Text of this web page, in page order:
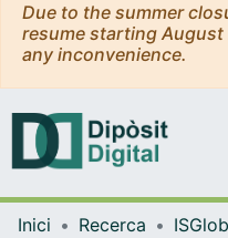
Due to the summer
resume starting
any inconvenience.
Inici Recerca